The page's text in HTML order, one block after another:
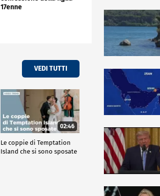
17enne
VEDI TUTTI
02:46
Le coppie di Temptation
Island che si sono sposate